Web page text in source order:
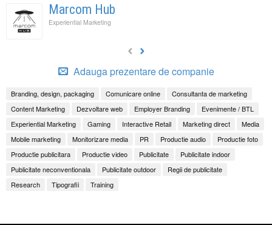
Marcom Hub
Experiential Marketing
Adauga prezentare de companie
Branding, design, packaging Comunicare online
Consultanta de marketing
Content Marketing
Dezvoltare web Employer Branding
Evenimente / BTL
Experiential Marketing
Gaming Interactive Retail Marketing direct
Media
Mobile marketing
Monitorizare media PR Productie audio
Productie foto
Productie publicitara
Productie video Publicitate
Publicitate indoor
Publicitate neconventionala
Publicitate outdoor
Regii de publicitate
Research
Tipografii Training